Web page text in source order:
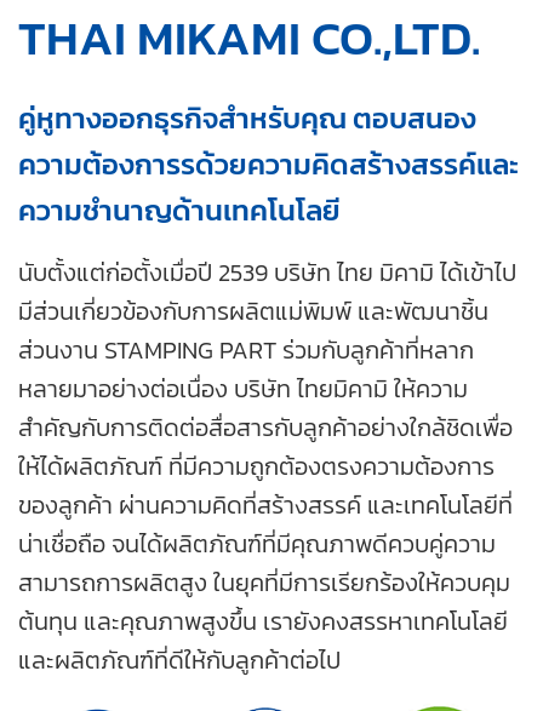
THAI MIKAMI CO.,LTD.
คู่หูทางออกธุรกิจสำหรับคุณ ตอบสนอง
ความต้องการรด้วยความคิดสร้างสรรค์และ
ความชำนาญด้านเทคโนโลยี
นับตั้งแต่ก่อตั้งเมื่อปี 2539 บริษัท ไทย มิคามิ ได้เข้าไป
มีส่วนเกี่ยวข้องกับการผลิตแม่พิมพ์ และพัฒนาชิ้น
ส่วนงาน STAMPING PART ร่วมกับลูกค้าที่หลาก
หลายมาอย่างต่อเนื่อง บริษัท ไทยมิคามิ ให้ความ
สำคัญกับการติดต่อสื่อสารกับลูกค้าอย่างใกล้ชิดเพื่อ
ให้ได้ผลิตภัณฑ์ ที่มีความถูกต้องตรงความต้องการ
ของลูกค้า ผ่านความคิดที่สร้างสรรค์ และเทคโนโลยีที่
น่าเชื่อถือ จนได้ผลิตภัณฑ์ที่มีคุณภาพดีควบคู่ความ
สามารถการผลิตสูง ในยุคที่มีการเรียกร้องให้ควบคุม
ต้นทุน และคุณภาพสูงขึ้น เรายังคงสรรหาเทคโนโลยี
และผลิตภัณฑ์ที่ดีให้กับลูกค้าต่อไป